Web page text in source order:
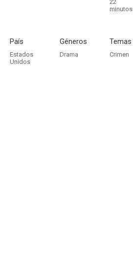
22
minutos
País
Estados
Unidos
Géneros
Drama
Temas
Crimen